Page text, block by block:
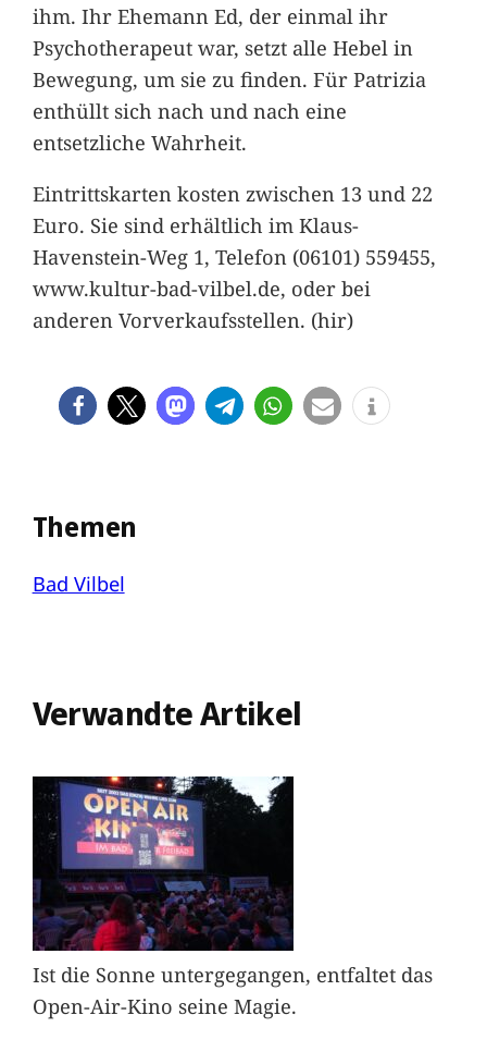
ihm. Ihr Ehemann Ed, der einmal ihr
Psychotherapeut war, setzt alle Hebel in
Bewegung, um sie zu finden. Für Patrizia
enthüllt sich nach und nach eine
entsetzliche Wahrheit.
Eintrittskarten kosten zwischen 13 und 22
Euro. Sie sind erhältlich im Klaus-
Havenstein-Weg 1, Telefon (06101) 559455,
www.kultur-bad-vilbel.de, oder bei
anderen Vorverkaufsstellen. (hir)
Themen
Bad Vilbel
Verwandte Artikel
Ist die Sonne untergegangen, entfaltet das
Open-Air-Kino seine Magie.